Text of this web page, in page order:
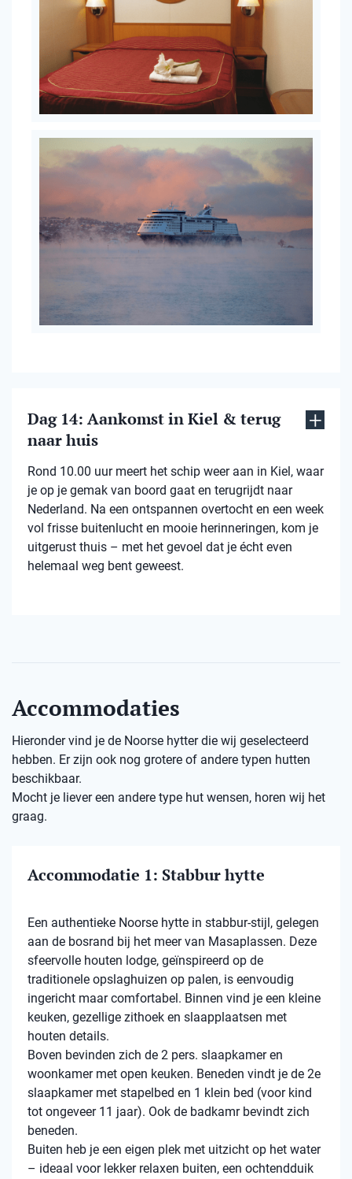
Dag 14: Aankomst in Kiel & terug
naar huis
Rond 10.00 uur meert het schip weer aan in Kiel, waar
je op je gemak van boord gaat en terugrijdt naar
Nederland. Na een ontspannen overtocht en een week
vol frisse buitenlucht en mooie herinneringen, kom je
uitgerust thuis – met het gevoel dat je écht even
helemaal weg bent geweest.
Accommodaties
Hieronder vind je de Noorse hytter die wij geselecteerd
hebben. Er zijn ook nog grotere of andere typen hutten
beschikbaar.
Mocht je liever een andere type hut wensen, horen wij het
graag.
Accommodatie 1: Stabbur hytte
Een authentieke Noorse hytte in stabbur-stijl, gelegen
aan de bosrand bij het meer van Masaplassen. Deze
sfeervolle houten lodge, geïnspireerd op de
traditionele opslaghuizen op palen, is eenvoudig
ingericht maar comfortabel. Binnen vind je een kleine
keuken, gezellige zithoek en slaapplaatsen met
houten details.
Boven bevinden zich de 2 pers. slaapkamer en
woonkamer met open keuken. Beneden vindt je de 2e
slaapkamer met stapelbed en 1 klein bed (voor kind
tot ongeveer 11 jaar). Ook de badkamr bevindt zich
beneden.
Buiten heb je een eigen plek met uitzicht op het water
– ideaal voor lekker relaxen buiten, een ochtendduik